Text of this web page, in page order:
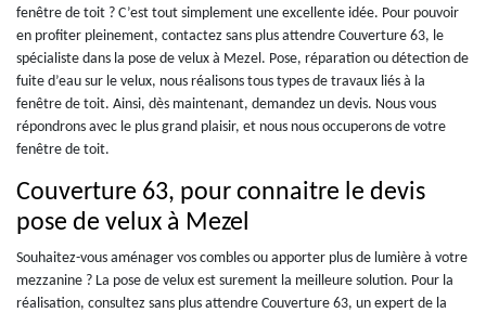
fenêtre de toit ? C’est tout simplement une excellente idée. Pour pouvoir
en profiter pleinement, contactez sans plus attendre Couverture 63, le
spécialiste dans la pose de velux à Mezel. Pose, réparation ou détection de
fuite d’eau sur le velux, nous réalisons tous types de travaux liés à la
fenêtre de toit. Ainsi, dès maintenant, demandez un devis. Nous vous
répondrons avec le plus grand plaisir, et nous nous occuperons de votre
fenêtre de toit.
Couverture 63, pour connaitre le devis
pose de velux à Mezel
Souhaitez-vous aménager vos combles ou apporter plus de lumière à votre
mezzanine ? La pose de velux est surement la meilleure solution. Pour la
réalisation, consultez sans plus attendre Couverture 63, un expert de la